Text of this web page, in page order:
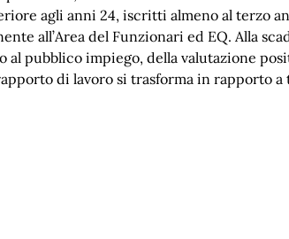
agli anni 24, iscritti almeno al terzo
all’Area del Funzionari ed EQ. Alla
pubblico impiego, della valutazione
di lavoro si trasforma in rapporto a